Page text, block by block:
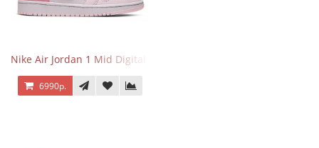
Nike Air Jordan 1 Mid Digital Pink
6990р.